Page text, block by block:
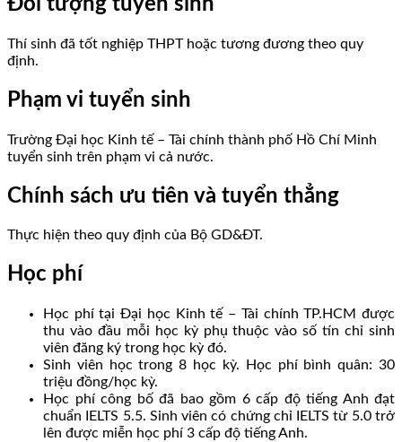
Đối tượng tuyển sinh
Thí sinh đã tốt nghiệp THPT hoặc tương đương theo quy
định.
Phạm vi tuyển sinh
Trường Đại học Kinh tế – Tài chính thành phố Hồ Chí Minh
tuyển sinh trên phạm vi cả nước.
Chính sách ưu tiên và tuyển thẳng
Thực hiện theo quy định của Bộ GD&ĐT.
Học phí
Học phí tại Đại học Kinh tế – Tài chính TP.HCM được
thu vào đầu mỗi học kỳ phụ thuộc vào số tín chỉ sinh
viên đăng ký trong học kỳ đó.
Sinh viên học trong 8 học kỳ. Học phí bình quân: 30
triệu đồng/học kỳ.
Học phí công bố đã bao gồm 6 cấp độ tiếng Anh đạt
chuẩn IELTS 5.5. Sinh viên có chứng chỉ IELTS từ 5.0 trở
lên được miễn học phí 3 cấp độ tiếng Anh.